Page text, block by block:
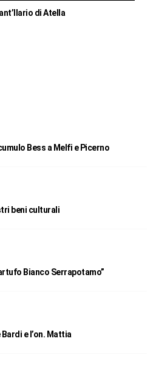
di Atella
Bess a Melfi e Picerno
beni culturali
Bianco Serrapotamo”
e l’on. Mattia